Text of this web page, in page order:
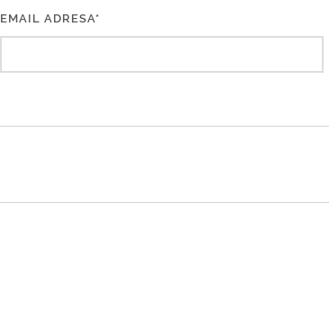
EMAIL ADRESA*